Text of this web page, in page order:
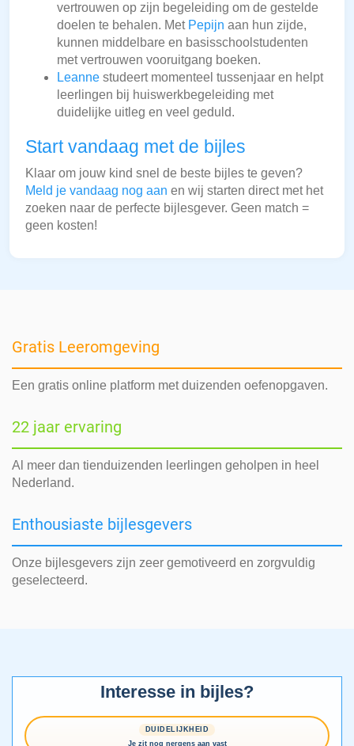
vertrouwen op zijn begeleiding om de gestelde
doelen te behalen. Met Pepijn aan hun zijde,
kunnen middelbare en basisschoolstudenten
met vertrouwen vooruitgang boeken.
Leanne studeert momenteel tussenjaar en helpt
leerlingen bij huiswerkbegeleiding met
duidelijke uitleg en veel geduld.
Start vandaag met de bijles
Klaar om jouw kind snel de beste bijles te geven?
Meld je vandaag nog aan en wij starten direct met het
zoeken naar de perfecte bijlesgever. Geen match =
geen kosten!
Gratis Leeromgeving
Een gratis online platform met duizenden oefenopgaven.
22 jaar ervaring
Al meer dan tienduizenden leerlingen geholpen in heel
Nederland.
Enthousiaste bijlesgevers
Onze bijlesgevers zijn zeer gemotiveerd en zorgvuldig
geselecteerd.
Interesse in bijles?
DUIDELIJKHEID
Je zit nog nergens aan vast